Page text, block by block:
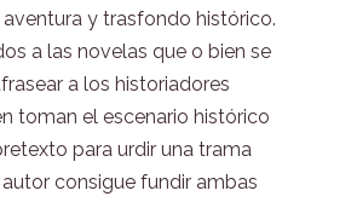
y trasfondo histórico.
a las novelas que o bien se
a los historiadores
toman el escenario histórico
para urdir una trama
consigue fundir ambas